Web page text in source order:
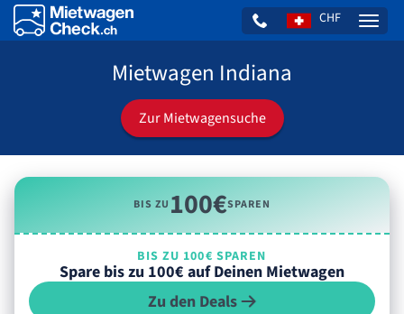
CHF
Mietwagen Indiana
Zur Mietwagensuche
BIS ZU100€SPAREN
BIS ZU 100€ SPAREN
Spare bis zu 100€ auf Deinen Mietwagen
Zu den Deals